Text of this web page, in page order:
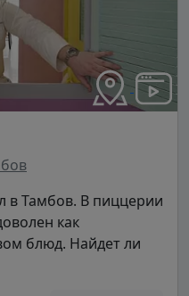
в Тамбов. В пиццерии
как
блюд. Найдет ли